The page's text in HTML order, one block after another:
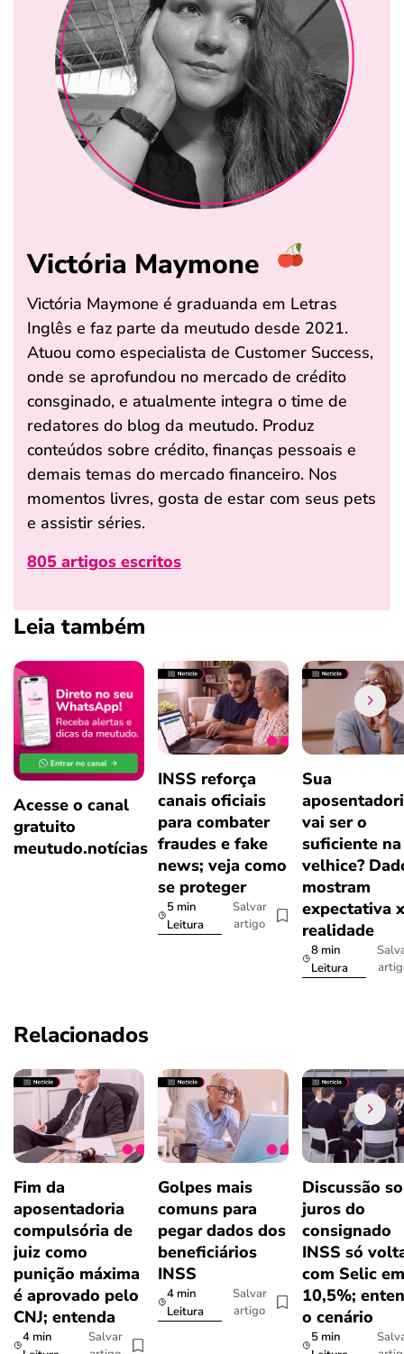
Victória Maymone
Victória Maymone é graduanda em Letras
Inglês e faz parte da meutudo desde 2021.
Atuou como especialista de Customer Success,
onde se aprofundou no mercado de crédito
consginado, e atualmente integra o time de
redatores do blog da meutudo. Produz
conteúdos sobre crédito, finanças pessoais e
demais temas do mercado financeiro. Nos
momentos livres, gosta de estar com seus pets
e assistir séries.
805 artigos escritos
Leia também
Acesse o canal
gratuito
meutudo.notícias
INSS reforça
canais oficiais
para combater
fraudes e fake
news; veja como
se proteger
5 min
Leitura
Salvar
artigo
Sua
vai ser o
suficiente na
velhice?
mostram
expectativa x
realidade
8 min
Leitura
Relacionados
Fim da
aposentadoria
compulsória de
juiz como
punição máxima
é aprovado pelo
CNJ; entenda
4 min
Salvar
Golpes mais
comuns para
pegar dados dos
beneficiários
INSS
4 min
Leitura
Salvar
artigo
Discussão
juros do
consignado
INSS só
com Selic em
10,5%;
o cenário
5 min